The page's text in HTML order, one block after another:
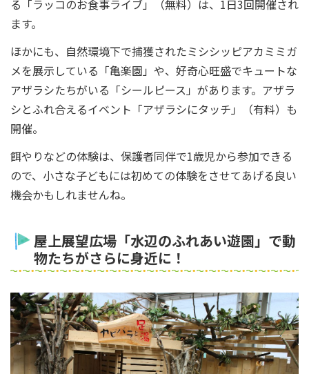
る「ラッコのお食事ライブ」（無料）は、1日3回開催され
ます。
ほかにも、自然環境下で捕獲されたミシシッピアカミミガ
メを展示している「亀楽園」や、好奇心旺盛でキュートな
アザラシたちがいる「シールピース」があります。アザラ
シとふれ合えるイベント「アザラシにタッチ」（有料）も
開催。
餌やりなどの体験は、保護者同伴で1歳児から参加できる
ので、小さな子どもには初めての体験をさせてあげる良い
機会かもしれませんね。
屋上展望広場「水辺のふれあい遊園」で動
物たちがさらに身近に！